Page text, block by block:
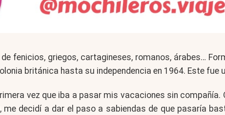
fenicios, griegos, cartagineses, romanos, árabes…
británica hasta su independencia en 1964. Este
vez que iba a pasar mis vacaciones sin
decidí a dar el paso a sabiendas de que pasaría